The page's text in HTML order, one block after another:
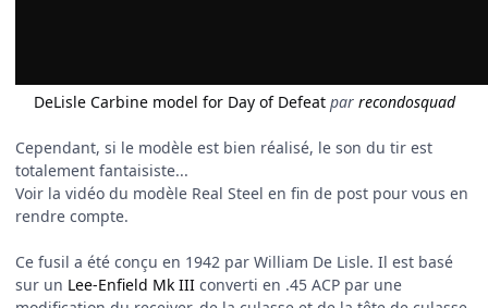
DeLisle Carbine model for Day of Defeat par recondosquad
Cependant, si le modèle est bien réalisé, le son du tir est
totalement fantaisiste...
Voir la vidéo du modèle Real Steel en fin de post pour vous en
rendre compte.
Ce fusil a été conçu en 1942 par William De Lisle. Il est basé
sur un Lee-Enfield Mk III converti en .45 ACP par une